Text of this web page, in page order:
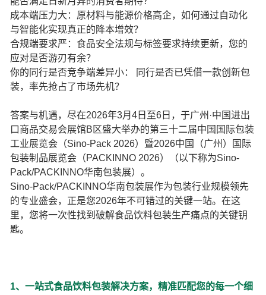
成本端压力大：原材料与能源价格高企，如何通过自动化
与智能化实现真正的降本增效？
合规端要求严：食品安全法规与标签要求持续更新，您的
应对是否游刃有余？
你的同行是否竞争端差异小： 同行是否已凭借一款创新包
装，率先抢占了市场先机？
答案与机遇，尽在2026年3月4日至6日，于广州·中国进出
口商品交易会展馆B区盛大举办的第三十二届中国国际包装
工业展览会（Sino-Pack 2026）暨2026中国（广州）国际
包装制品展览会（PACKINNO 2026）（以下称为Sino-
Pack/PACKINNO华南包装展）。
Sino-Pack/PACKINNO华南包装展作为包装行业规模领先
的专业盛会，正是您2026年不可错过的关键一站。在这
里，您将一次性找到破解食品饮料包装生产痛点的关键钥
匙。
1、一站式食品饮料包装解决方案，精准匹配您的每一个细